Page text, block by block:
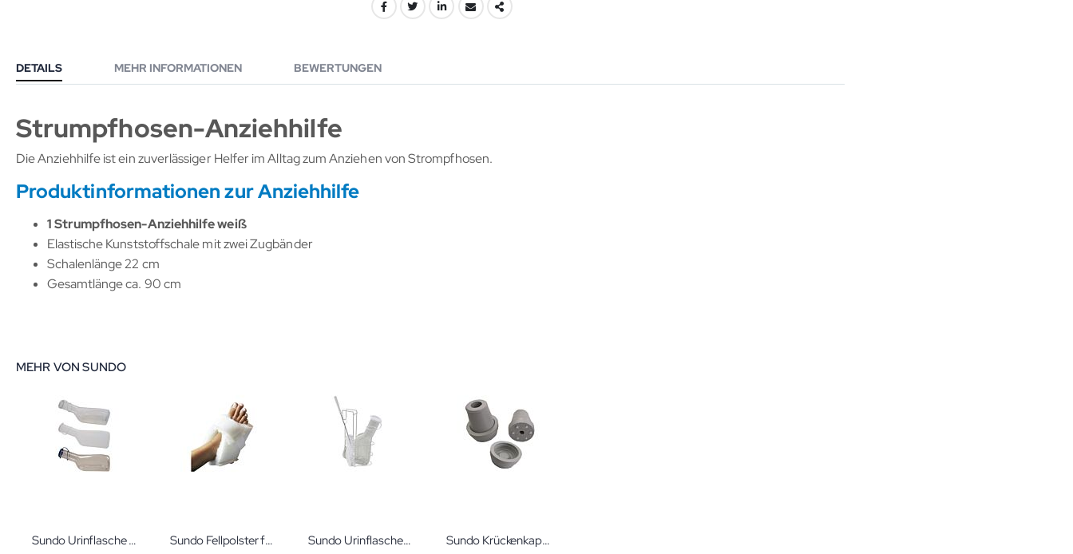
DETAILS
Strumpfhosen-Anziehhilfe
Die Anziehhilfe ist ein zuverlässiger Helfer im Alltag zum Anziehen von Strompfhosen.
Produktinformationen zur Anziehhilfe
1 Strumpfhosen-Anziehhilfe weiß
Elastische Kunststoffschale mit zwei Zugbänder
Schalenlänge 22 cm
Gesamtlänge ca. 90 cm
MEHR INFORMATIONEN BEWERTUNGEN
MEHR VON SUNDO
Sundo Urinflasche für Männer Sundo Fellpolster für Ferse Sundo Urinflaschen-Set Sundo Krückenkapsel mit Spikes